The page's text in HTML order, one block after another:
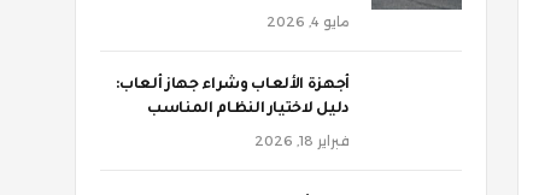
مايو 4, 2026
أجهزة الألعاب وشراء جهاز ألعاب:
دليل لاختيار النظام المناسب
فبراير 18, 2026